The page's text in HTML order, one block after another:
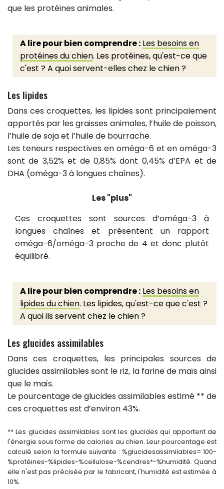
que les protéines animales.
A lire pour bien comprendre : Les besoins en
protéines du chien. Les protéines, qu'est-ce que
c'est ? A quoi servent-elles chez le chien ?
Les lipides
Dans ces croquettes, les lipides sont principalement
apportés par les graisses animales, l’huile de poisson,
l’huile de soja et l’huile de bourrache.
Les teneurs respectives en oméga-6 et en oméga-3
sont de 3,52% et de 0,85% dont 0,45% d’EPA et de
DHA (oméga-3 à longues chaînes).
Les "plus"
Ces croquettes sont sources d’oméga-3 à
longues chaînes et présentent un rapport
oméga-6/oméga-3 proche de 4 et donc plutôt
équilibré.
A lire pour bien comprendre : Les besoins en
lipides du chien. Les lipides, qu'est-ce que c'est ?
A quoi ils servent chez le chien ?
Les glucides assimilables
Dans ces croquettes, les principales sources de
glucides assimilables sont le riz, la farine de maïs ainsi
que le maïs.
Le pourcentage de glucides assimilables estimé ** de
ces croquettes est d’environ 43%.
** Les glucides assimilables sont les glucides qui apportent de
l'énergie sous forme de calories au chien. Leur pourcentage est
calculé selon la formule suivante : %glucidesassimilables= 100-
%protéines-%lipides-%cellulose-%cendres*-%humidité. Quand
elle n'est pas précisée par le fabricant, l'humidité est estimée à
10%.